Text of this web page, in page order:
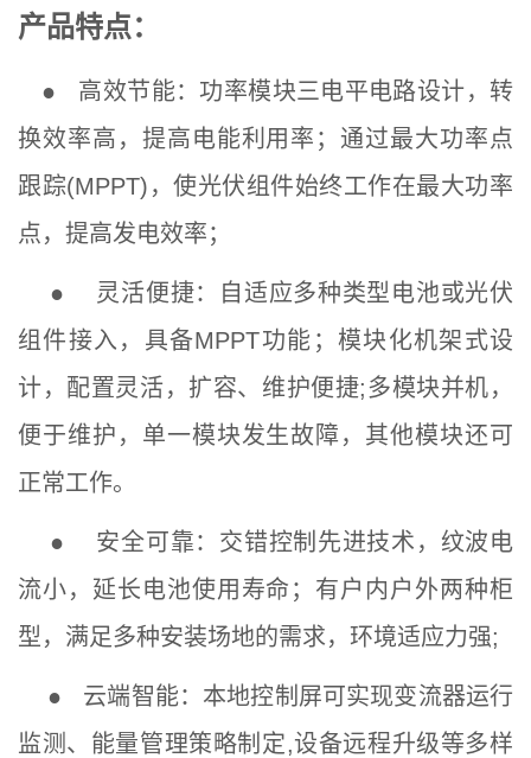
产品特点：
● 高效节能：功率模块三电平电路设计，转
换效率高，提高电能利用率；通过最大功率点
跟踪(MPPT)，使光伏组件始终工作在最大功率
点，提高发电效率；
● 灵活便捷：
自适应多种类型电池或光伏
组件接入，具备MPPT功能；模块化机架式设
计，配置灵活，扩容、维护便捷;多模块并机，
便于维护，单一模块发生故障，其他模块还可
正常工作。
● 安全可靠： 交错控制先进技术，纹波电
流小，延长电池使用寿命；有户内户外两种柜
型，满足多种安装场地的需求，环境适应力强;
● 云端智能： 本地控制屏可实现变流器运行
监测、能量管理策略制定,设备远程升级等多样